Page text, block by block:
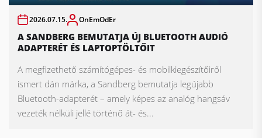
2026.07.15. OnEmOdEr
A SANDBERG BEMUTATJA ÚJ BLUETOOTH AUDIÓ
ADAPTERÉT ÉS LAPTOPTÖLTŐIT
A megfizethető számítógépes- és mobilkiegészítőiről
ismert dán márka, a Sandberg bemutatja legújabb
Bluetooth-adapterét – amely képes az analóg hangsáv
vezeték nélküli jellé történő át- és...